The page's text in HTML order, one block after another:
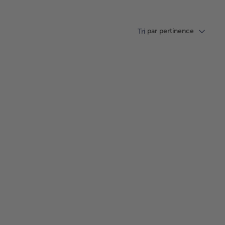
Tri par pertinence